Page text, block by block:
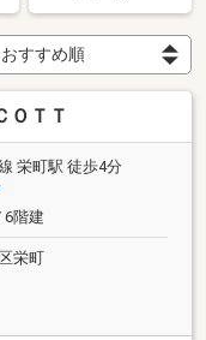
ＯＴＴ
栄町駅 徒歩4分
6階建
栄町